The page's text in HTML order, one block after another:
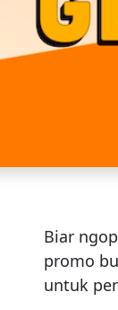
Biar
promo
untuk